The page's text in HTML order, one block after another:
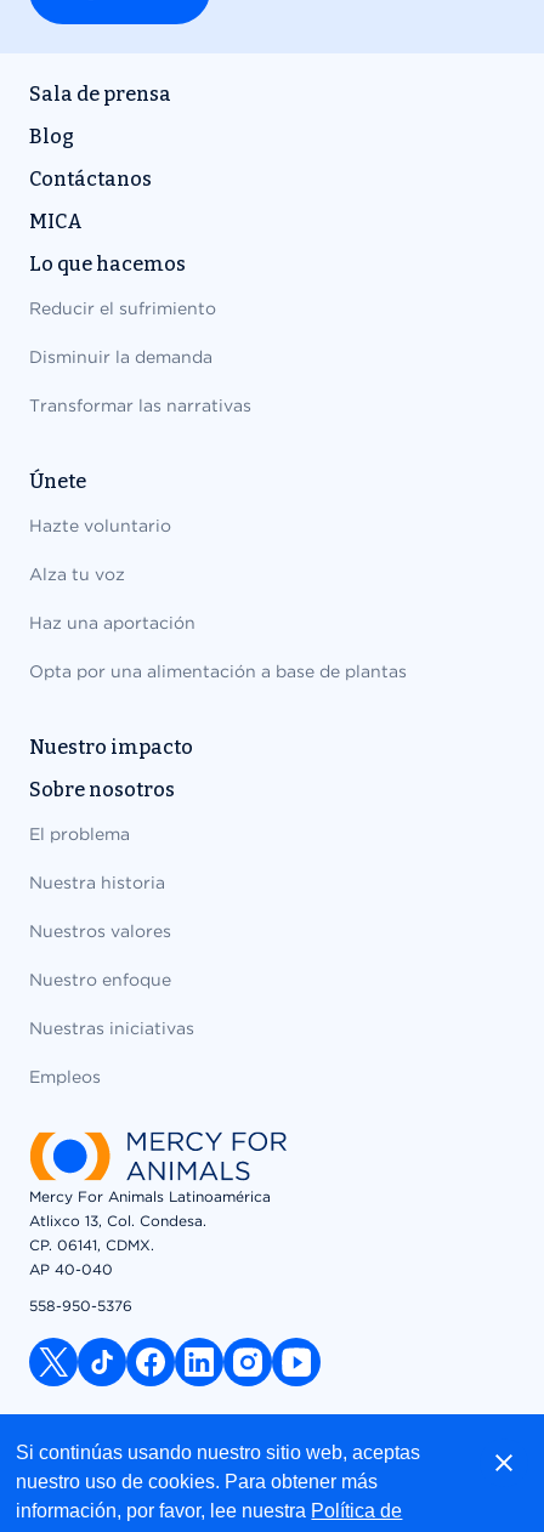
Sala de prensa
Blog
Contáctanos
MICA
Lo que hacemos
Reducir el sufrimiento
Disminuir la demanda
Transformar las narrativas
Únete
Hazte voluntario
Alza tu voz
Haz una aportación
Opta por una alimentación a base de plantas
Nuestro impacto
Sobre nosotros
El problema
Nuestra historia
Nuestros valores
Nuestro enfoque
Nuestras iniciativas
Empleos
Mercy For Animals Latinoamérica
Atlixco 13, Col. Condesa.
CP. 06141, CDMX.
AP 40-040
558-950-5376
x link tiktok linkfacebook link
linkedin linkinstagram link
youtube link
© 2026 Mercy For Animals, Inc. All Rights Reserved
Si continúas usando nuestro sitio web, aceptas
nuestro uso de cookies. Para obtener más
información, por favor, lee nuestra Política de